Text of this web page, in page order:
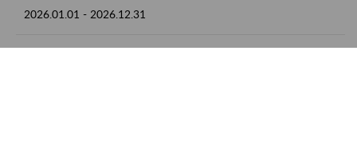
2026.01.01 - 2026.12.31